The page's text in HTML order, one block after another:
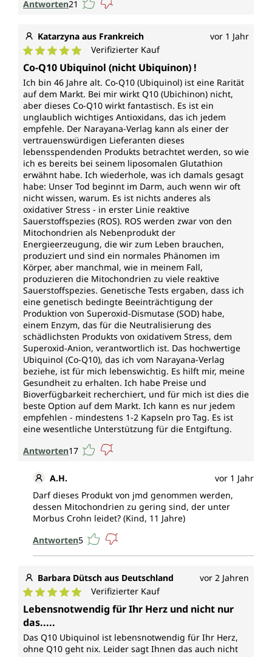
Antworten21
Katarzyna aus Frankreich vor 1 Jahr
Durchschnittliche Bewertung von 5 von 5 Sternen
Verifizierter Kauf
Co-Q10 Ubiquinol (nicht Ubiquinon) !
Ich bin 46 Jahre alt. Co-Q10 (Ubiquinol) ist eine Rarität
auf dem Markt. Bei mir wirkt Q10 (Ubichinon) nicht,
aber dieses Co-Q10 wirkt fantastisch. Es ist ein
unglaublich wichtiges Antioxidans, das ich jedem
empfehle. Der Narayana-Verlag kann als einer der
vertrauenswürdigen Lieferanten dieses
lebensspendenden Produkts betrachtet werden, so wie
ich es bereits bei seinem liposomalen Glutathion
erwähnt habe. Ich wiederhole, was ich damals gesagt
habe: Unser Tod beginnt im Darm, auch wenn wir oft
nicht wissen, warum. Es ist nichts anderes als
oxidativer Stress - in erster Linie reaktive
Sauerstoffspezies (ROS). ROS werden zwar von den
Mitochondrien als Nebenprodukt der
Energieerzeugung, die wir zum Leben brauchen,
produziert und sind ein normales Phänomen im
Körper, aber manchmal, wie in meinem Fall,
produzieren die Mitochondrien zu viele reaktive
Sauerstoffspezies. Genetische Tests ergaben, dass ich
eine genetisch bedingte Beeinträchtigung der
Produktion von Superoxid-Dismutase (SOD) habe,
einem Enzym, das für die Neutralisierung des
schädlichsten Produkts von oxidativem Stress, dem
Superoxid-Anion, verantwortlich ist. Das hochwertige
Ubiquinol (Co-Q10), das ich vom Narayana-Verlag
beziehe, ist für mich lebenswichtig. Es hilft mir, meine
Gesundheit zu erhalten. Ich habe Preise und
Bioverfügbarkeit recherchiert, und für mich ist dies die
beste Option auf dem Markt. Ich kann es nur jedem
empfehlen - mindestens 1-2 Kapseln pro Tag. Es ist
eine wesentliche Unterstützung für die Entgiftung.
Antworten17
A.H.
vor 1 Jahr
Darf dieses Produkt von jmd genommen werden,
dessen Mitochondrien zu gering sind, der unter
Morbus Crohn leidet? (Kind, 11 Jahre)
Antworten5
Barbara Dütsch aus Deutschland vor 2 Jahren
Durchschnittliche Bewertung von 5 von 5 Sternen
Verifizierter Kauf
Lebensnotwendig für Ihr Herz und nicht nur
das.....
Das Q10 Ubiquinol ist lebensnotwendig für Ihr Herz,
ohne Q10 geht nix. Leider sagt Ihnen das auch nicht